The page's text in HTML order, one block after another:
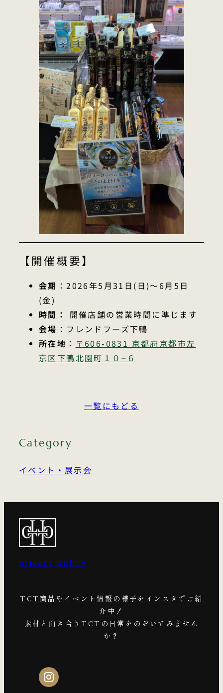
【開催概要】
会期 ：2026年5月31日(日)〜6月5日
(金)
時間：
開催店舗の営業時間に準じます
会場 ：フレンドフーズ下鴨
所在地 ： 〒606-0831 京都府京都市左
京区下鴨北園町１０−６
一覧にもどる
Category
イベント・展示会
privacy policy
TCT商品やイベント情報の様子をインスタでご紹
介中！
素材と向き合うTCTの日常をのぞいてみません
か？